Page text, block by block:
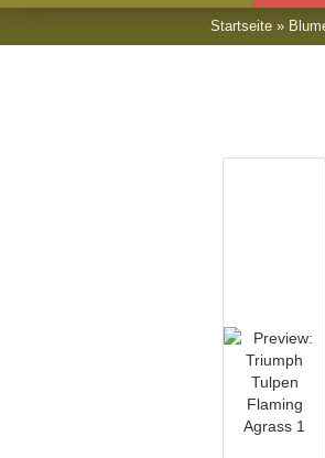
Startseite »